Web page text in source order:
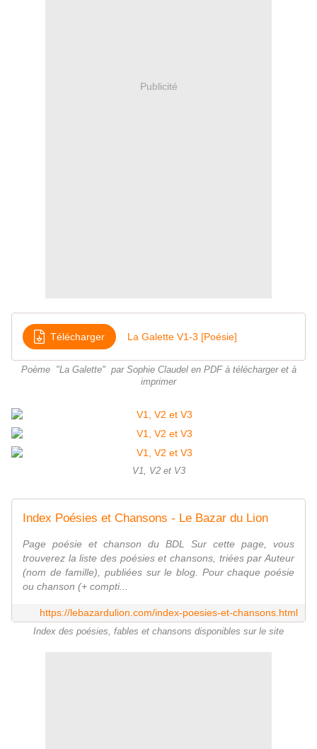
Publicité
Télécharger La Galette V1-3 [Poésie]
Poème "La Galette" par Sophie Claudel en PDF à télécharger et à
imprimer
V1, V2 et V3
Index Poésies et Chansons - Le Bazar du Lion
Page poésie et chanson du BDL Sur cette page, vous
trouverez la liste des poésies et chansons, triées par Auteur
(nom de famille), publiées sur le blog. Pour chaque poésie
ou chanson (+ compti...
https://lebazardulion.com/index-poesies-et-chansons.html
Index des poésies, fables et chansons disponibles sur le site